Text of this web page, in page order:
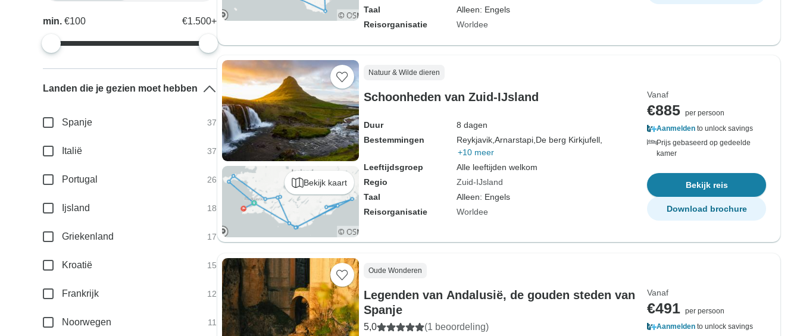
Taal
Alleen: Engels
Reisorganisatie
Worldee
Bekijk kaart
Natuur & Wilde dieren
Schoonheden van Zuid-IJsland
Duur
8 dagen
Bestemmingen
Reykjavik, Arnarstapi, De berg Kirkjufell,
+10 meer
Leeftijdsgroep
Alle leeftijden welkom
Regio
Zuid-IJsland
Taal
Alleen: Engels
Reisorganisatie
Worldee
Vanaf
€885 per persoon
Aanmelden to unlock savings
Prijs gebaseerd op gedeelde
kamer
Bekijk reis
Download brochure
Oude Wonderen
Legenden van Andalusië, de gouden steden van
Spanje
5,0 (1 beoordeling)
Vanaf
€491 per persoon
Aanmelden to unlock savings
min.€100 €1.500+
Landen die je gezien moet hebben
Spanje 37
Italië 37
Portugal 26
Ijsland 18
Griekenland 17
Kroatië 15
Frankrijk 12
Noorwegen 11